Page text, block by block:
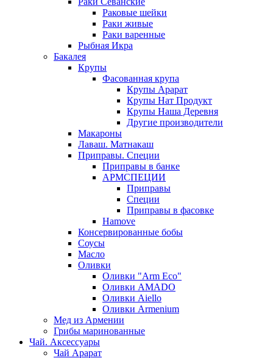
Раковые шейки
Раки живые
Раки варенные
Рыбная Икра
Бакалея
Крупы
Фасованная крупа
Крупы Арарат
Крупы Нат Продукт
Крупы Наша Деревня
Другие производители
Макароны
Лаваш. Матнакаш
Приправы. Специи
Приправы в банке
АРМСПЕЦИИ
Приправы
Специи
Приправы в фасовке
Hamove
Консервированные бобы
Соусы
Масло
Оливки
Оливки "Arm Eco"
Оливки AMADO
Оливки Aiello
Оливки Armenium
Мед из Армении
Грибы маринованные
Чай. Аксессуары
Чай Арарат